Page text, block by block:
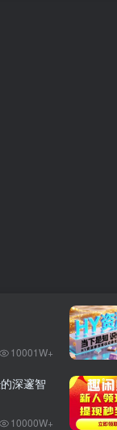
10001W+
深邃智
10000W+